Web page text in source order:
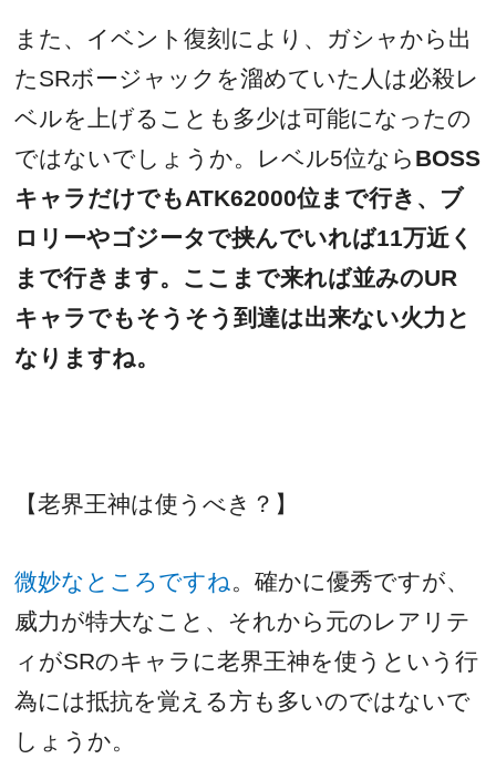
また、イベント復刻により、ガシャから出
たSRボージャックを溜めていた人は必殺レ
ベルを上げることも多少は可能になったの
ではないでしょうか。レベル5位なら BOSS
キャラだけでもATK62000位まで行き、ブ
ロリーやゴジータで挟んでいれば11万近く
まで行きます。ここまで来れば並みのUR
キャラでもそうそう到達は出来ない火力と
なりますね。
【老界王神は使うべき？】
微妙なところですね。確かに優秀ですが、
威力が特大なこと、それから元のレアリテ
ィがSRのキャラに老界王神を使うという行
為には抵抗を覚える方も多いのではないで
しょうか。